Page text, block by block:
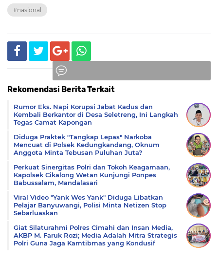
#nasional
Rekomendasi Berita Terkait
Rumor Eks. Napi Korupsi Jabat Kadus dan
Kembali Berkantor di Desa Seletreng, Ini Langkah
Tegas Camat Kapongan
Diduga Praktek "Tangkap Lepas" Narkoba
Mencuat di Polsek Kedungkandang, Oknum
Anggota Minta Tebusan Puluhan Juta?
Perkuat Sinergitas Polri dan Tokoh Keagamaan,
Kapolsek Cikalong Wetan Kunjungi Ponpes
Babussalam, Mandalasari
Viral Video "Yank Wes Yank" Diduga Libatkan
Pelajar Banyuwangi, Polisi Minta Netizen Stop
Sebarluaskan
Giat Silaturahmi Polres Cimahi dan Insan Media,
AKBP M. Faruk Rozi; Media Adalah Mitra Strategis
Polri Guna Jaga Kamtibmas yang Kondusif